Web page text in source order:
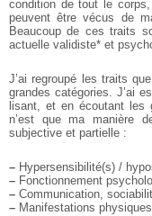
condition de tout le
peuvent être vécus de
Beaucoup de ces traits
actuelle validiste* et
J’ai regroupé les traits
grandes catégories. J’ai
lisant, et en écoutant les
n’est que ma manière
subjective et partielle :
– Hypersensibilité(s) /
– Fonctionnement
– Communication,
– Manifestations